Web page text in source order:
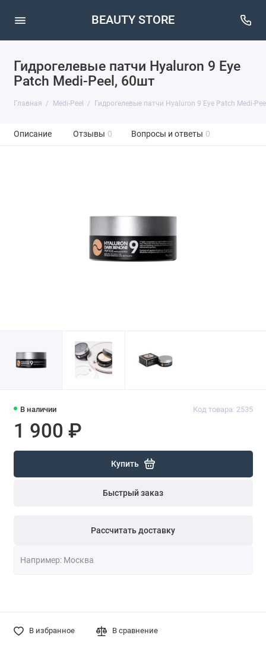
BEAUTY STORE
Гидрогелевые патчи Hyaluron 9 Eye
Patch Medi-Peel, 60шт
Главная Medi-Peel Гидрогелевые патчи Hyaluron 9 Eye Patch Medi-
Описание Отзывы 0 Вопросы и ответы 0
В наличии Код товара: 2535
1 900 ₽
Купить
Быстрый заказ
Рассчитать доставку
В избранное В сравнение